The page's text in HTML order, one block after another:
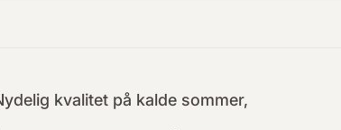
kvalitet på kalde sommer,